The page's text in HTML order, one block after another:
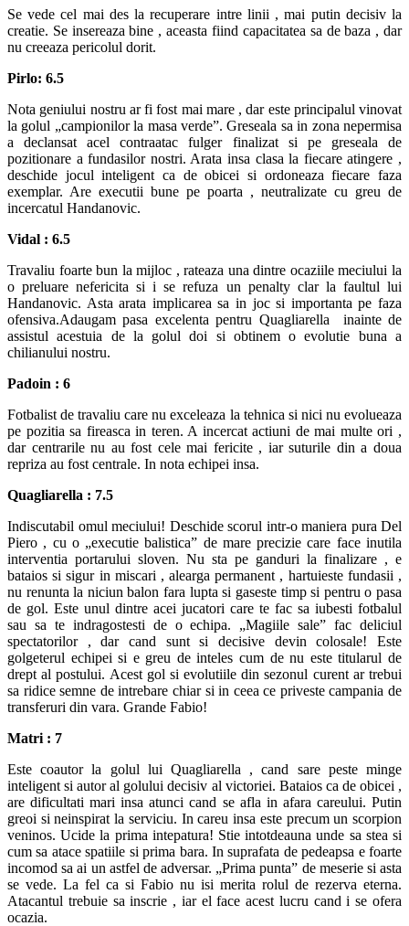
Se vede cel mai des la recuperare intre linii , mai putin decisiv la
creatie. Se insereaza bine , aceasta fiind capacitatea sa de baza , dar
nu creeaza pericolul dorit.
Pirlo: 6.5
Nota geniului nostru ar fi fost mai mare , dar este principalul vinovat
la golul „campionilor la masa verde”. Greseala sa in zona nepermisa
a declansat acel contraatac fulger finalizat si pe greseala de
pozitionare a fundasilor nostri. Arata insa clasa la fiecare atingere ,
deschide jocul inteligent ca de obicei si ordoneaza fiecare faza
exemplar. Are executii bune pe poarta , neutralizate cu greu de
incercatul Handanovic.
Vidal : 6.5
Travaliu foarte bun la mijloc , rateaza una dintre ocaziile meciului la
o preluare nefericita si i se refuza un penalty clar la faultul lui
Handanovic. Asta arata implicarea sa in joc si importanta pe faza
ofensiva.Adaugam pasa excelenta pentru Quagliarella inainte de
assistul acestuia de la golul doi si obtinem o evolutie buna a
chilianului nostru.
Padoin : 6
Fotbalist de travaliu care nu exceleaza la tehnica si nici nu evolueaza
pe pozitia sa fireasca in teren. A incercat actiuni de mai multe ori ,
dar centrarile nu au fost cele mai fericite , iar suturile din a doua
repriza au fost centrale. In nota echipei insa.
Quagliarella : 7.5
Indiscutabil omul meciului! Deschide scorul intr-o maniera pura Del
Piero , cu o „executie balistica” de mare precizie care face inutila
interventia portarului sloven. Nu sta pe ganduri la finalizare , e
bataios si sigur in miscari , alearga permanent , hartuieste fundasii ,
nu renunta la niciun balon fara lupta si gaseste timp si pentru o pasa
de gol. Este unul dintre acei jucatori care te fac sa iubesti fotbalul
sau sa te indragostesti de o echipa. „Magiile sale” fac deliciul
spectatorilor , dar cand sunt si decisive devin colosale! Este
golgeterul echipei si e greu de inteles cum de nu este titularul de
drept al postului. Acest gol si evolutiile din sezonul curent ar trebui
sa ridice semne de intrebare chiar si in ceea ce priveste campania de
transferuri din vara. Grande Fabio!
Matri : 7
Este coautor la golul lui Quagliarella , cand sare peste minge
inteligent si autor al golului decisiv al victoriei. Bataios ca de obicei ,
are dificultati mari insa atunci cand se afla in afara careului. Putin
greoi si neinspirat la serviciu. In careu insa este precum un scorpion
veninos. Ucide la prima intepatura! Stie intotdeauna unde sa stea si
cum sa atace spatiile si prima bara. In suprafata de pedeapsa e foarte
incomod sa ai un astfel de adversar. „Prima punta” de meserie si asta
se vede. La fel ca si Fabio nu isi merita rolul de rezerva eterna.
Atacantul trebuie sa inscrie , iar el face acest lucru cand i se ofera
ocazia.